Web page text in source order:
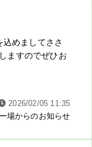
めましてささ
ますのでぜひお
2026/02/05 11:35
場からのお知らせ